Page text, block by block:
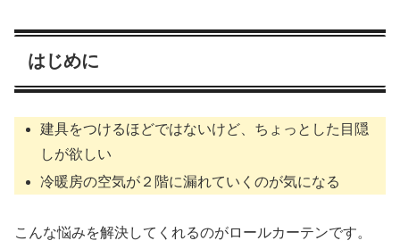
はじめに
建具をつけるほどではないけど、ちょっとした目隠
しが欲しい
冷暖房の空気が２階に漏れていくのが気になる
こんな悩みを解決してくれるのがロールカーテンです。